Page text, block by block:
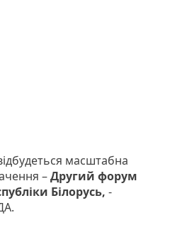
масштабна
–Другий форум
Білорусь, -